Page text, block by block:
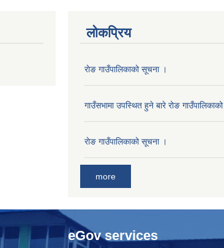
लोकप्रिय
राेङ गाउँपालिकाको सूचना ।
गाउँसभामा उपस्थित हुने बारे रोङ
राेङ गाउँपालिकाको सूचना ।
more
eGov services